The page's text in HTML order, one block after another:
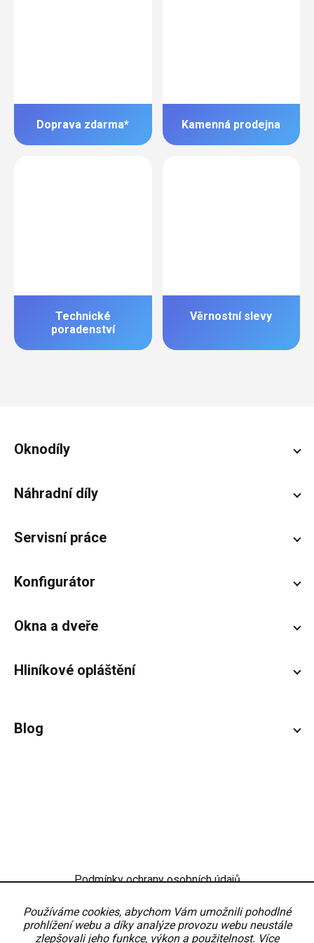
Používáme cookies, abychom Vám umožnili pohodlné
prohlížení webu a díky analýze provozu webu neustále
zlepšovali jeho funkce, výkon a použitelnost. Více
Doprava zdarma* Kamenná prodejna
Technické
poradenství
Věrnostní slevy
Zápatí
Oknodíly
Náhradní díly
Servisní práce
Konfigurátor
Okna a dveře
Hliníkové opláštění
Blog
Podmínky ochrany osobních údajů
Nastavení